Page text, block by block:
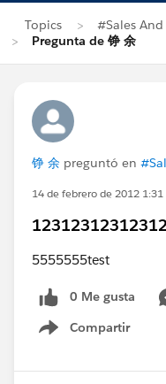
Topics
#Sales
Pregunta de 铮 余
铮 余 preguntó en
14 de febrero de 2012 1:31
5555555test
0 Me gusta
Compartir
Show menu